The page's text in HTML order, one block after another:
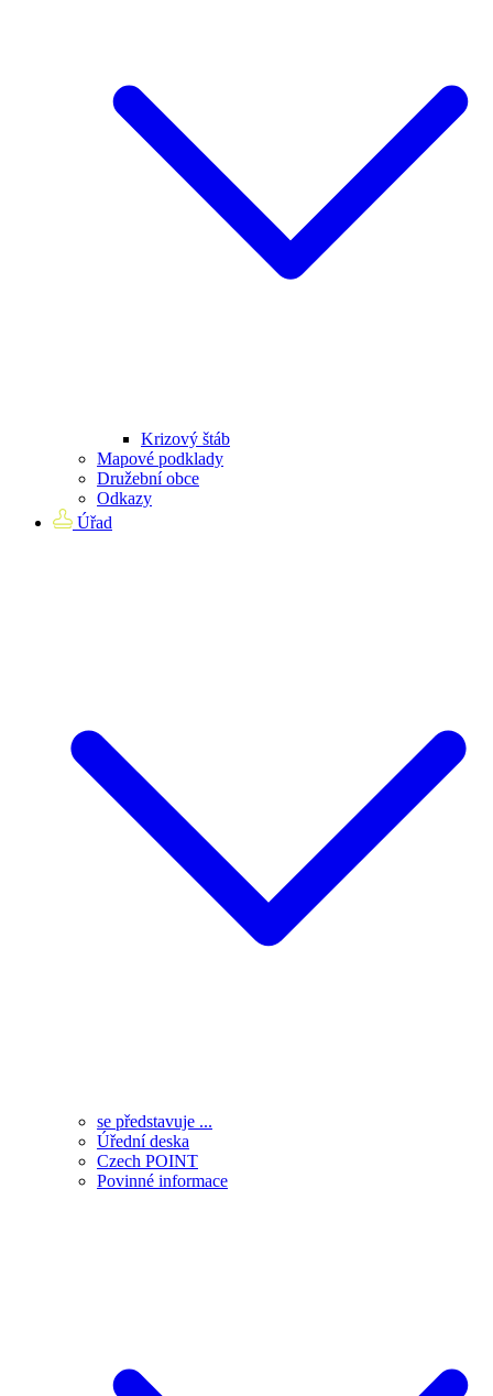
Krizový štáb
Mapové podklady
Družební obce
Odkazy
Úřad
se představuje ...
Úřední deska
Czech POINT
Povinné informace